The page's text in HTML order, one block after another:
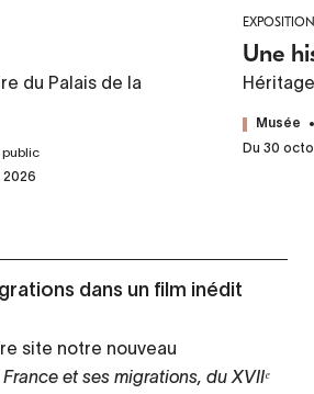
du Palais de la
public
2026
Une
Musée
Du 30
dans un film inédit
site notre nouveau
et ses migrations, du XVIIᵉ